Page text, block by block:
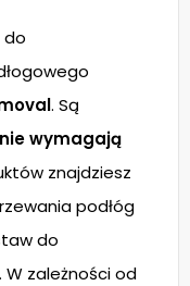
do
. Są
wymagają
znajdziesz
podłóg
do
zależności od